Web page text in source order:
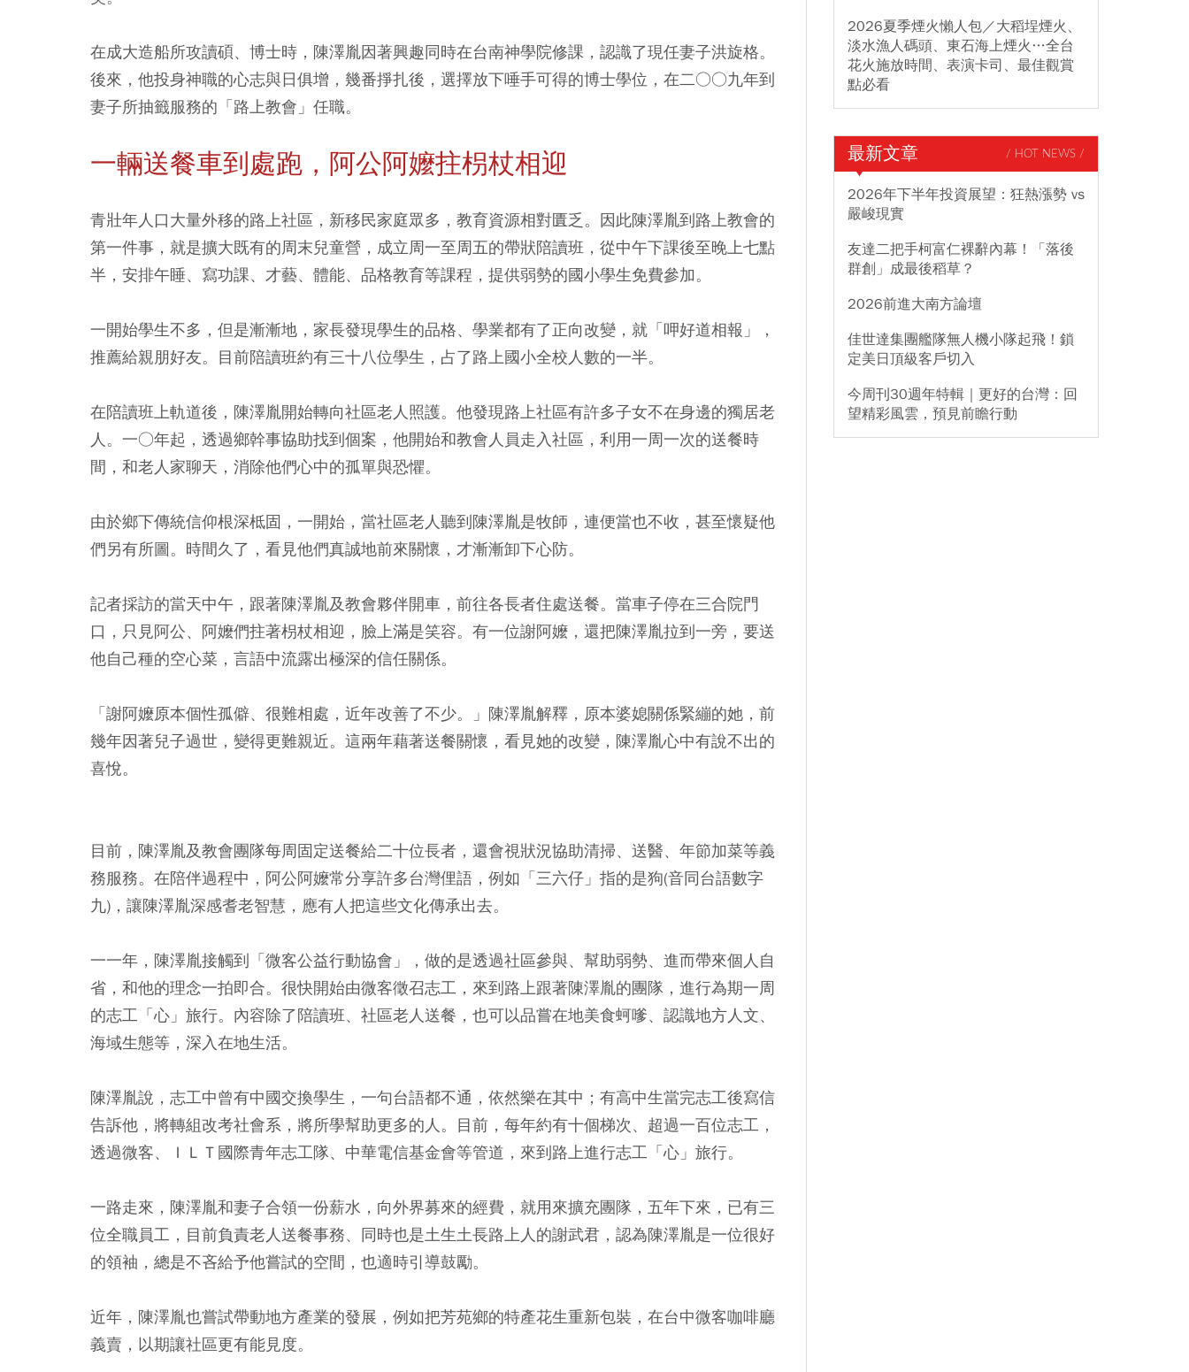
在成大造船所攻讀碩、博士時，陳澤胤因著興趣同時在台南神學院修課，認識了現任妻子洪旋格。
後來，他投身神職的心志與日俱增，幾番掙扎後，選擇放下唾手可得的博士學位，在二○○九年到
妻子所抽籤服務的「路上教會」任職。
一輛送餐車到處跑，阿公阿嬤拄枴杖相迎
青壯年人口大量外移的路上社區，新移民家庭眾多，教育資源相對匱乏。因此陳澤胤到路上教會的
第一件事，就是擴大既有的周末兒童營，成立周一至周五的帶狀陪讀班，從中午下課後至晚上七點
半，安排午睡、寫功課、才藝、體能、品格教育等課程，提供弱勢的國小學生免費參加。
一開始學生不多，但是漸漸地，家長發現學生的品格、學業都有了正向改變，就「呷好道相報」，
推薦給親朋好友。目前陪讀班約有三十八位學生，占了路上國小全校人數的一半。
在陪讀班上軌道後，陳澤胤開始轉向社區老人照護。他發現路上社區有許多子女不在身邊的獨居老
人。一○年起，透過鄉幹事協助找到個案，他開始和教會人員走入社區，利用一周一次的送餐時
間，和老人家聊天，消除他們心中的孤單與恐懼。
由於鄉下傳統信仰根深柢固，一開始，當社區老人聽到陳澤胤是牧師，連便當也不收，甚至懷疑他
們另有所圖。時間久了，看見他們真誠地前來關懷，才漸漸卸下心防。
記者採訪的當天中午，跟著陳澤胤及教會夥伴開車，前往各長者住處送餐。當車子停在三合院門
口，只見阿公、阿嬤們拄著枴杖相迎，臉上滿是笑容。有一位謝阿嬤，還把陳澤胤拉到一旁，要送
他自己種的空心菜，言語中流露出極深的信任關係。
「謝阿嬤原本個性孤僻、很難相處，近年改善了不少。」陳澤胤解釋，原本婆媳關係緊繃的她，前
幾年因著兒子過世，變得更難親近。這兩年藉著送餐關懷，看見她的改變，陳澤胤心中有說不出的
喜悅。
目前，陳澤胤及教會團隊每周固定送餐給二十位長者，還會視狀況協助清掃、送醫、年節加菜等義
務服務。在陪伴過程中，阿公阿嬤常分享許多台灣俚語，例如「三六仔」指的是狗(音同台語數字
九)，讓陳澤胤深感耆老智慧，應有人把這些文化傳承出去。
一一年，陳澤胤接觸到「微客公益行動協會」，做的是透過社區參與、幫助弱勢、進而帶來個人自
省，和他的理念一拍即合。很快開始由微客徵召志工，來到路上跟著陳澤胤的團隊，進行為期一周
的志工「心」旅行。內容除了陪讀班、社區老人送餐，也可以品嘗在地美食蚵嗲、認識地方人文、
海域生態等，深入在地生活。
陳澤胤說，志工中曾有中國交換學生，一句台語都不通，依然樂在其中；有高中生當完志工後寫信
告訴他，將轉組改考社會系，將所學幫助更多的人。目前，每年約有十個梯次、超過一百位志工，
透過微客、ＩＬＴ國際青年志工隊、中華電信基金會等管道，來到路上進行志工「心」旅行。
一路走來，陳澤胤和妻子合領一份薪水，向外界募來的經費，就用來擴充團隊，五年下來，已有三
位全職員工，目前負責老人送餐事務、同時也是土生土長路上人的謝武君，認為陳澤胤是一位很好
的領袖，總是不吝給予他嘗試的空間，也適時引導鼓勵。
近年，陳澤胤也嘗試帶動地方產業的發展，例如把芳苑鄉的特產花生重新包裝，在台中微客咖啡廳
義賣，以期讓社區更有能見度。
2026夏季煙火懶人包／大稻埕煙火、
淡水漁人碼頭、東石海上煙火…全台
花火施放時間、表演卡司、最佳觀賞
點必看
最新文章 / HOT NEWS /
2026年下半年投資展望：狂熱漲勢 vs
嚴峻現實
友達二把手柯富仁裸辭內幕！「落後
群創」成最後稻草？
2026前進大南方論壇
佳世達集團艦隊無人機小隊起飛！鎖
定美日頂級客戶切入
今周刊30週年特輯｜更好的台灣：回
望精彩風雲，預見前瞻行動